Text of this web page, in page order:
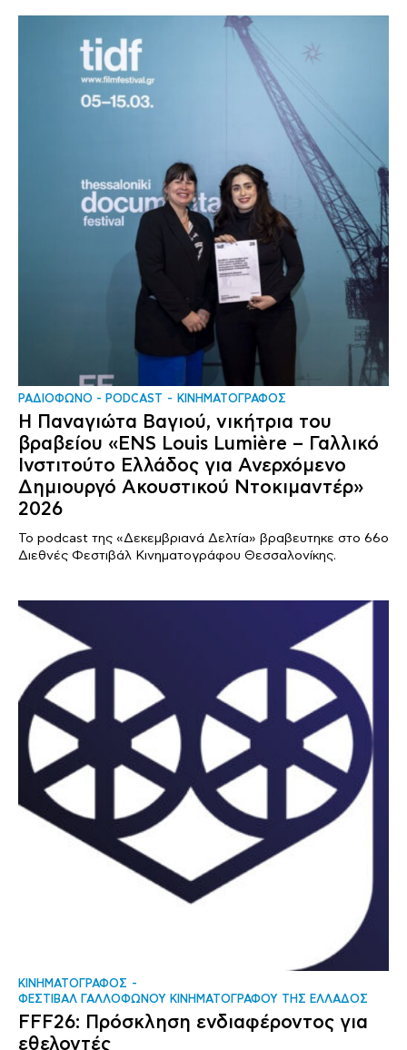
ΡΑΔΙΟΦΩΝΟ - PODCAST ΚΙΝΗΜΑΤΟΓΡΑΦΟΣ
Η Παναγιώτα Βαγιού, νικήτρια του
βραβείου «ENS Louis Lumière – Γαλλικό
Ινστιτούτο Ελλάδος για Ανερχόμενο
Δημιουργό Ακουστικού Ντοκιμαντέρ»
2026
Το podcast της «Δεκεμβριανά Δελτία» βραβευτηκε στο 66ο
Διεθνές Φεστιβάλ Κινηματογράφου Θεσσαλονίκης.
ΚΙΝΗΜΑΤΟΓΡΑΦΟΣ
ΦΕΣΤΙΒΑΛ ΓΑΛΛΟΦΩΝΟΥ ΚΙΝΗΜΑΤΟΓΡΑΦΟΥ ΤΗΣ ΕΛΛΑΔΟΣ
FFF26: Πρόσκληση ενδιαφέροντος για
εθελοντές